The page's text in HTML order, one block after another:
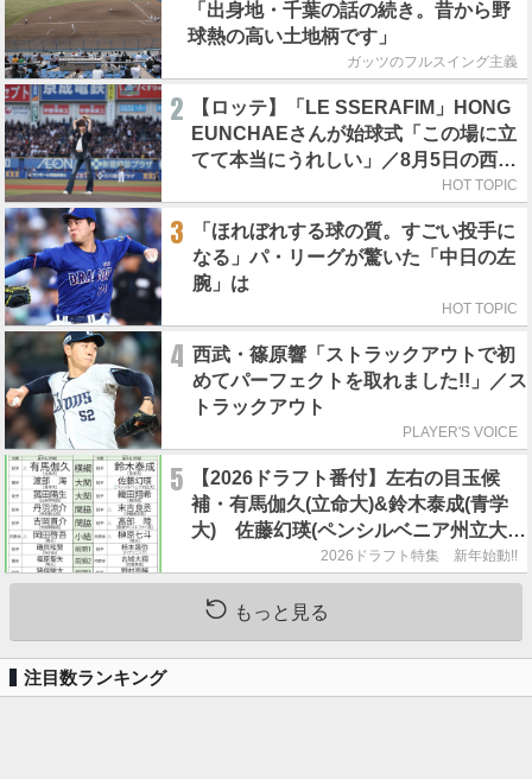
「出身地・千葉の話の続き。昔から野
球熱の高い土地柄です」
ガッツのフルスイング主義
2
【ロッテ】「LE SSERAFIM」HONG
EUNCHAEさんが始球式「この場に立
てて本当にうれしい」／8月5日の西武
HOT TOPIC
3
「ほれぼれする球の質。すごい投手に
なる」パ・リーグが驚いた「中日の左
腕」は
HOT TOPIC
4 西武・篠原響「ストラックアウトで初
めてパーフェクトを取れました!!」／ス
トラックアウト
PLAYER'S VOICE
5
【2026ドラフト番付】左右の目玉候
補・有馬伽久(立命大)&鈴木泰成(青学
大) 佐藤幻瑛(ペンシルベニア州立大)
の強行指名はあるのか？2026ドラフト特集 新年始動!!
もっと見る
注目数ランキング